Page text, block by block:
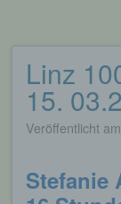
Linz
15.
Veröffentlicht am
Stefanie